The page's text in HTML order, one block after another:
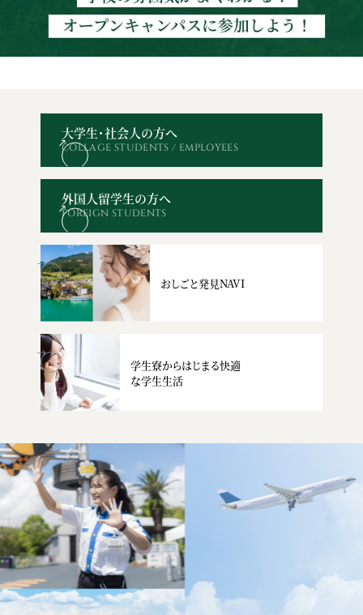
資料請求 オープン
大学生・社会人の方へ
COLLAGE STUDENTS / EMPLOYEES
外国人留学生の方へ
FOREIGN STUDENTS
おしごと発見NAVI
学生寮からはじまる快適
な学生生活